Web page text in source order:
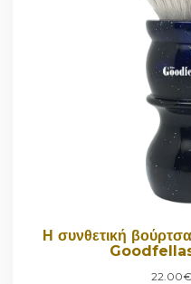
Η συνθετική
Goodfellas